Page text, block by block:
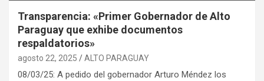
Transparencia: «Primer Gobernador de Alto
Paraguay que exhibe documentos
respaldatorios»
agosto 22, 2025 ALTO PARAGUAY
08/03/25: A pedido del gobernador Arturo Méndez los